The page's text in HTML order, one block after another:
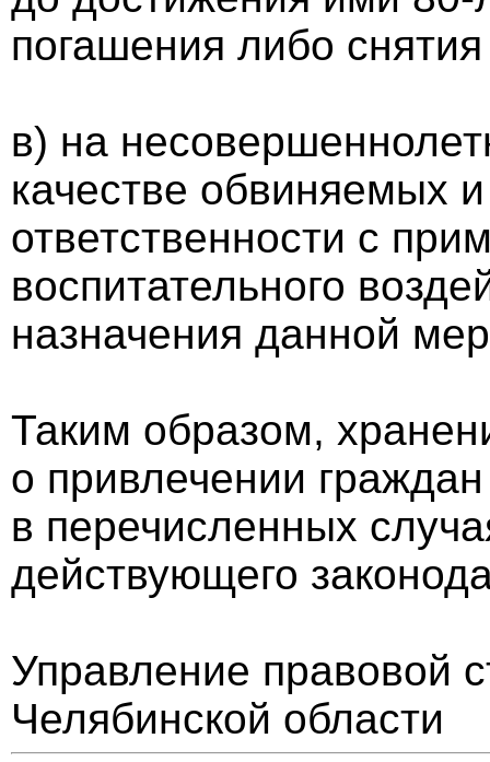
погашения либо
в) на
качестве обвиняемых
ответственности с
воспитательного
назначения данной
Таким образом,
о привлечении граждан
в перечисленных
действующего
Управление правовой
Челябинской области